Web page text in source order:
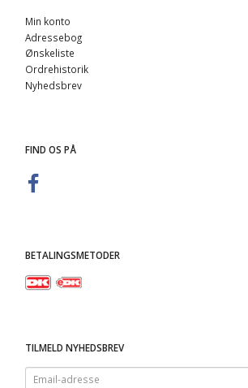
Min konto
Adressebog
Ønskeliste
Ordrehistorik
Nyhedsbrev
FIND OS PÅ
BETALINGSMETODER
TILMELD NYHEDSBREV
Email-